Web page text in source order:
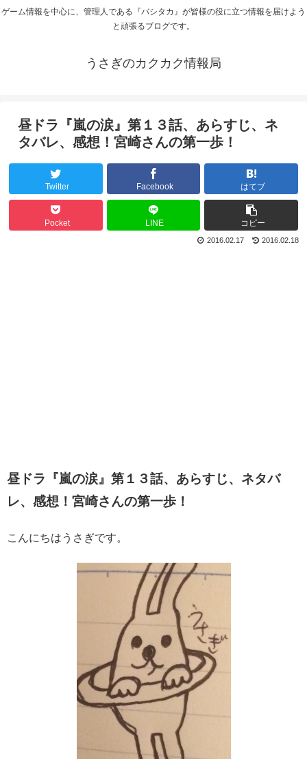
ゲーム情報を中心に、管理人である『バシタカ』が皆様の役に立つ情報を届けよう
と頑張るブログです。
うさぎのカクカク情報局
昼ドラ『嵐の涙』第１３話、あらすじ、ネ
タバレ、感想！宮崎さんの第一歩！
Twitter Facebook はてブ
Pocket LINE コピー
2016.02.18
2016.02.17
昼ドラ『嵐の涙』第１３話、あらすじ、ネタバ
レ、感想！宮崎さんの第一歩！
こんにちはうさぎです。